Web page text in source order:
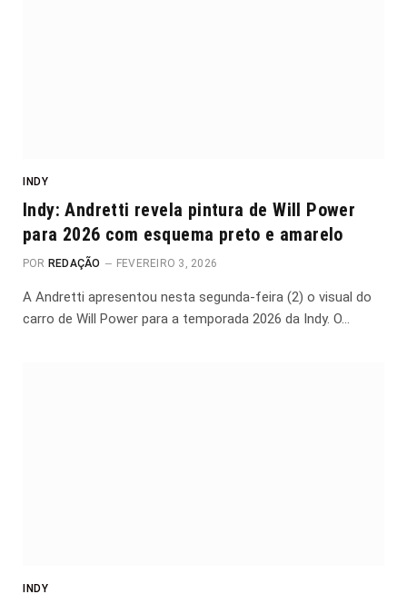
INDY
Indy: Andretti revela pintura de Will Power
para 2026 com esquema preto e amarelo
POR REDAÇÃO FEVEREIRO 3, 2026
A Andretti apresentou nesta segunda-feira (2) o visual do
carro de Will Power para a temporada 2026 da Indy. O…
INDY